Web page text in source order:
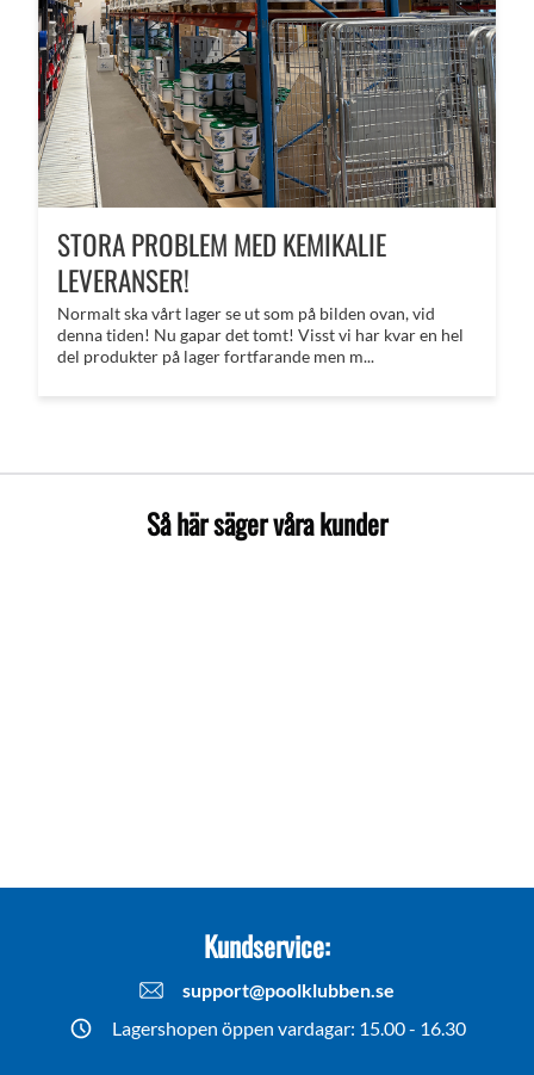
STORA PROBLEM MED KEMIKALIE
LEVERANSER!
Normalt ska vårt lager se ut som på bilden ovan, vid
denna tiden! Nu gapar det tomt! Visst vi har kvar en hel
del produkter på lager fortfarande men m...
Så här säger våra kunder
Kundservice:
support@poolklubben.se
Lagershopen öppen vardagar: 15.00 - 16.30